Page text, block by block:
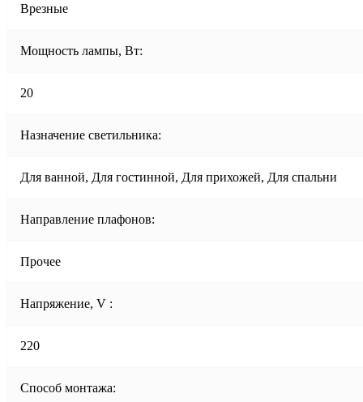
Врезные
Мощность лампы, Вт:
20
Назначение светильника:
Для ванной, Для гостинной, Для прихожей, Для спальни
Направление плафонов:
Прочее
Напряжение, V :
220
Способ монтажа: